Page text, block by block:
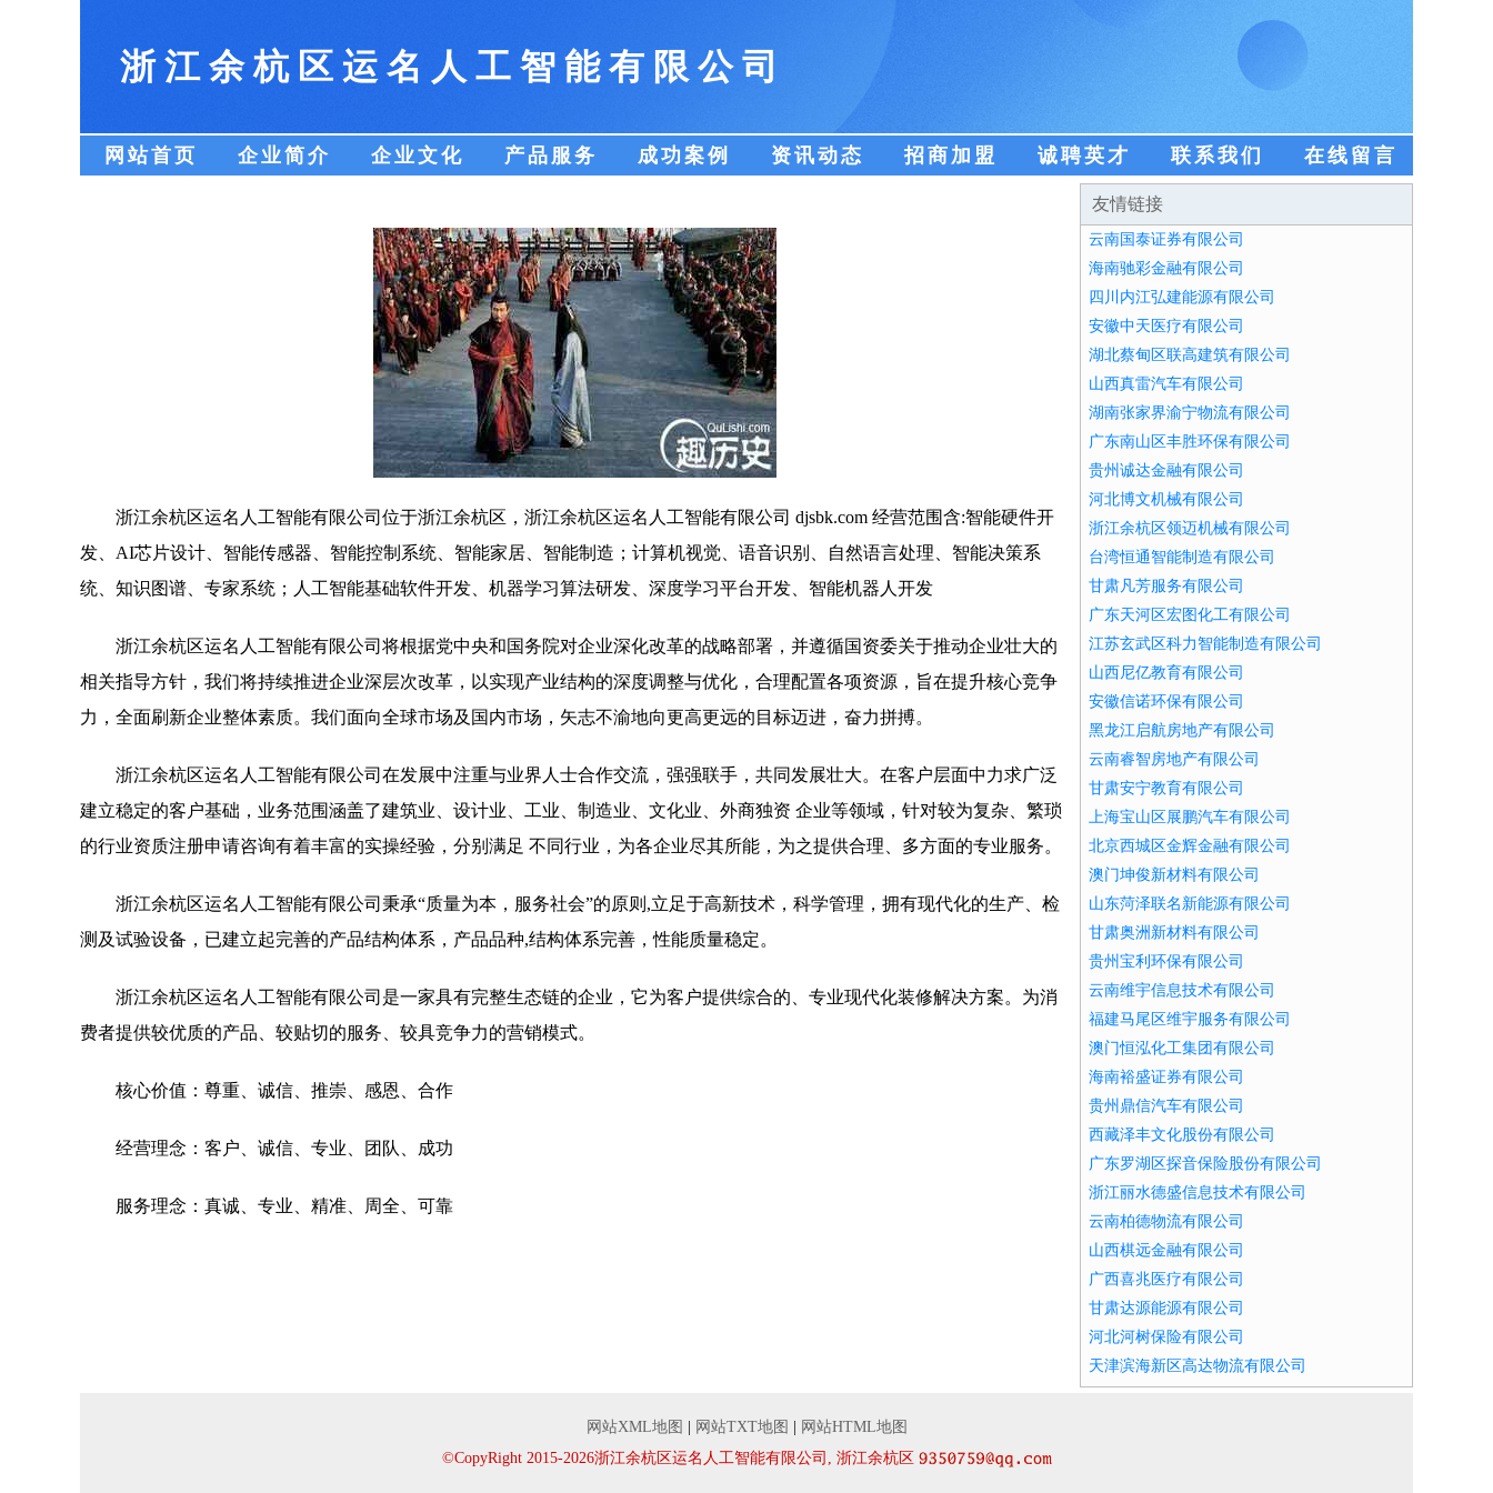
浙江余杭区运名人工智能有限公司
网站首页 企业简介 企业文化 产品服务 成功案例 资讯动态 招商加盟 诚聘英才 联系我们 在线留言
浙江余杭区运名人工智能有限公司位于浙江余杭区，浙江余杭区运名人工智能有限公司 djsbk.com 经营范围含:智能硬件开
发、AI芯片设计、智能传感器、智能控制系统、智能家居、智能制造；计算机视觉、语音识别、自然语言处理、智能决策系
统、知识图谱、专家系统；人工智能基础软件开发、机器学习算法研发、深度学习平台开发、智能机器人开发
浙江余杭区运名人工智能有限公司将根据党中央和国务院对企业深化改革的战略部署，并遵循国资委关于推动企业壮大的
相关指导方针，我们将持续推进企业深层次改革，以实现产业结构的深度调整与优化，合理配置各项资源，旨在提升核心竞争
力，全面刷新企业整体素质。我们面向全球市场及国内市场，矢志不渝地向更高更远的目标迈进，奋力拼搏。
浙江余杭区运名人工智能有限公司在发展中注重与业界人士合作交流，强强联手，共同发展壮大。在客户层面中力求广泛
建立稳定的客户基础，业务范围涵盖了建筑业、设计业、工业、制造业、文化业、外商独资 企业等领域，针对较为复杂、繁琐
的行业资质注册申请咨询有着丰富的实操经验，分别满足 不同行业，为各企业尽其所能，为之提供合理、多方面的专业服务。
浙江余杭区运名人工智能有限公司秉承“质量为本，服务社会”的原则,立足于高新技术，科学管理，拥有现代化的生产、检
测及试验设备，已建立起完善的产品结构体系，产品品种,结构体系完善，性能质量稳定。
浙江余杭区运名人工智能有限公司是一家具有完整生态链的企业，它为客户提供综合的、专业现代化装修解决方案。为消
费者提供较优质的产品、较贴切的服务、较具竞争力的营销模式。
核心价值：尊重、诚信、推崇、感恩、合作
经营理念：客户、诚信、专业、团队、成功
服务理念：真诚、专业、精准、周全、可靠
友情链接
云南国泰证券有限公司
海南驰彩金融有限公司
四川内江弘建能源有限公司
安徽中天医疗有限公司
湖北蔡甸区联高建筑有限公司
山西真雷汽车有限公司
湖南张家界渝宁物流有限公司
广东南山区丰胜环保有限公司
贵州诚达金融有限公司
河北博文机械有限公司
浙江余杭区领迈机械有限公司
台湾恒通智能制造有限公司
甘肃凡芳服务有限公司
广东天河区宏图化工有限公司
江苏玄武区科力智能制造有限公司
山西尼亿教育有限公司
安徽信诺环保有限公司
黑龙江启航房地产有限公司
云南睿智房地产有限公司
甘肃安宁教育有限公司
上海宝山区展鹏汽车有限公司
北京西城区金辉金融有限公司
澳门坤俊新材料有限公司
山东菏泽联名新能源有限公司
甘肃奥洲新材料有限公司
贵州宝利环保有限公司
云南维宇信息技术有限公司
福建马尾区维宇服务有限公司
澳门恒泓化工集团有限公司
海南裕盛证券有限公司
贵州鼎信汽车有限公司
西藏泽丰文化股份有限公司
广东罗湖区探音保险股份有限公司
浙江丽水德盛信息技术有限公司
云南柏德物流有限公司
山西棋远金融有限公司
广西喜兆医疗有限公司
甘肃达源能源有限公司
河北河树保险有限公司
天津滨海新区高达物流有限公司
网站XML地图 网站TXT地图
网站HTML地图
©CopyRight 2015-2026浙江余杭区运名人工智能有限公司, 浙江余杭区